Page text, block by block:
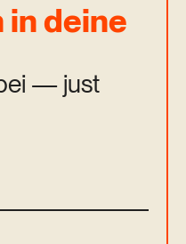
in deine
— just